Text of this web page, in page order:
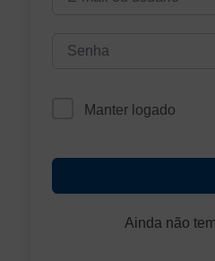
Manter logado
Ainda não